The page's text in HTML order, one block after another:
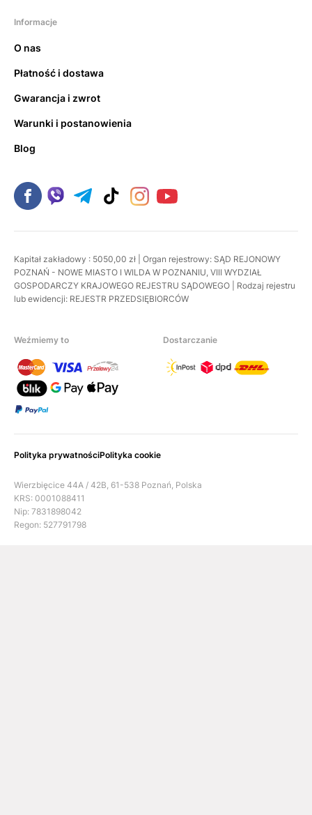
Informacje
O nas
Płatność i dostawa
Gwarancja i zwrot
Warunki i postanowienia
Blog
Kapitał zakładowy : 5050,00 zł | Organ rejestrowy: SĄD REJONOWY
POZNAŃ - NOWE MIASTO I WILDA W POZNANIU, VIII WYDZIAŁ
GOSPODARCZY KRAJOWEGO REJESTRU SĄDOWEGO | Rodzaj rejestru
lub ewidencji: REJESTR PRZEDSIĘBIORCÓW
Weźmiemy to Dostarczanie
Polityka prywatnościPolityka cookie
Wierzbięcice 44A / 42B, 61-538 Poznań, Polska
KRS: 0001088411
Nip: 7831898042
Regon: 527791798